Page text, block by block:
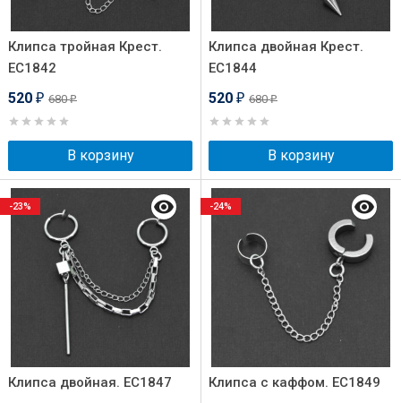
Клипса тройная Крест.
EC1842
520 ₽ 680₽
В корзину
Клипса двойная Крест.
EC1844
520 ₽ 680₽
В корзину
Клипса двойная. EC1847
-23%
Клипса с каффом. EC1849
-24%